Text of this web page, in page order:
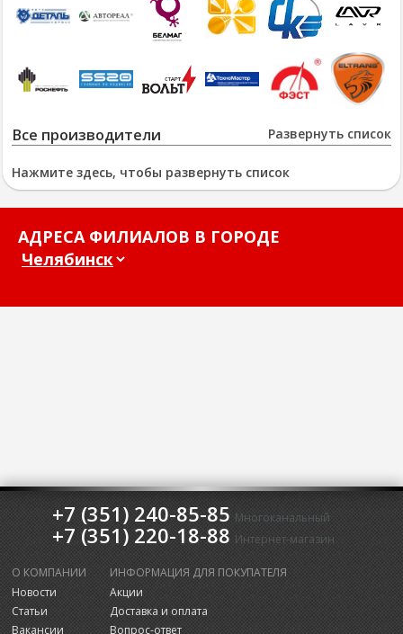
Развернуть список
Все производители
Нажмите здесь, чтобы развернуть список
АДРЕСА ФИЛИАЛОВ В ГОРОДЕ
+7 (351) 240-85-85 Многоканальный
+7 (351) 220-18-88 Интернет-магазин
О КОМПАНИИ
Новости
Статьи
Вакансии
ИНФОРМАЦИЯ ДЛЯ ПОКУПАТЕЛЯ
Акции
Доставка и оплата
Вопрос-ответ